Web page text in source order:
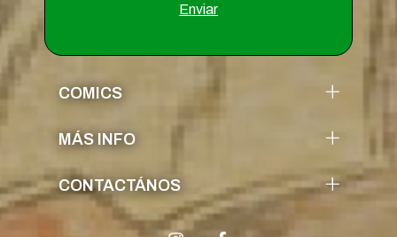
COMICS
MÁS INFO
CONTACTÁNOS